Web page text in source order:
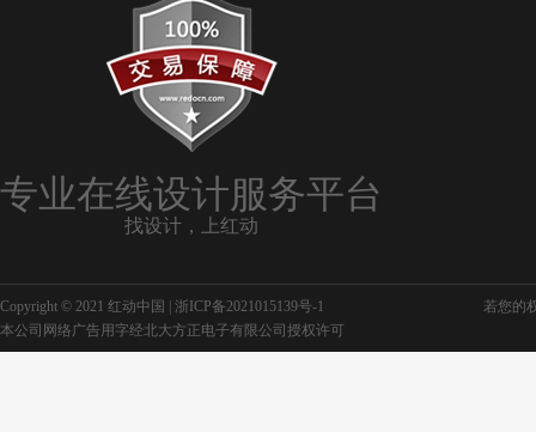
专业在线设计服务平台
找设计，上红动
Copyright © 2021 红动中国 | 浙ICP备2021015139号-1
若您的
本公司网络广告用字经北大方正电子有限公司授权许可